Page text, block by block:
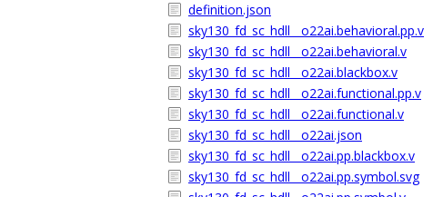
definition.json
sky130_fd_sc_hdll__o22ai.behavioral.pp.v
sky130_fd_sc_hdll__o22ai.behavioral.v
sky130_fd_sc_hdll__o22ai.blackbox.v
sky130_fd_sc_hdll__o22ai.functional.pp.v
sky130_fd_sc_hdll__o22ai.functional.v
sky130_fd_sc_hdll__o22ai.json
sky130_fd_sc_hdll__o22ai.pp.blackbox.v
sky130_fd_sc_hdll__o22ai.pp.symbol.svg